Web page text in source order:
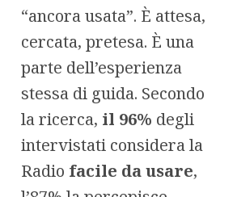
“ancora usata”. È attesa,
cercata, pretesa. È una
parte dell’esperienza
stessa di guida. Secondo
la ricerca, il 96% degli
intervistati considera la
Radio facile da usare,